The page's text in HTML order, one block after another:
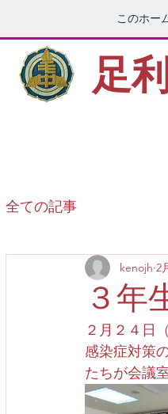
このホー
足
全ての記事
３年
kenojh 2
２月２４日
感染症対策
たちが会議